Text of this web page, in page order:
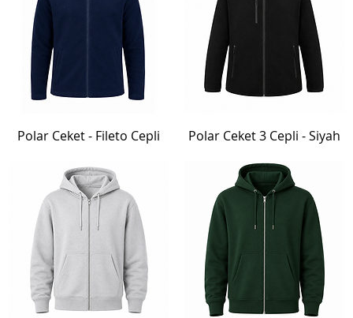
Polar Ceket - Fileto Cepli Polar Ceket 3 Cepli - Siyah